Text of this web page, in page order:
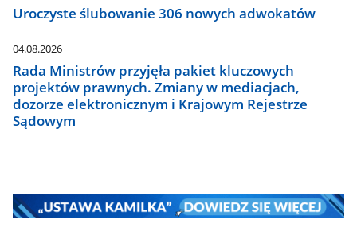
Uroczyste ślubowanie 306 nowych adwokatów
04.08.2026
Rada Ministrów przyjęła pakiet kluczowych
projektów prawnych. Zmiany w mediacjach,
dozorze elektronicznym i Krajowym Rejestrze
Sądowym